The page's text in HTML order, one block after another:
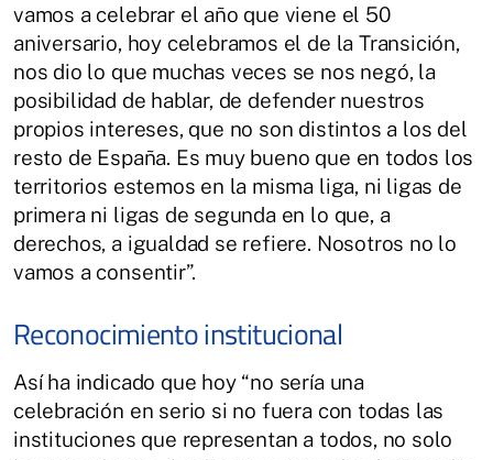
vamos a celebrar el año que viene el 50
aniversario, hoy celebramos el de la Transición,
nos dio lo que muchas veces se nos negó, la
posibilidad de hablar, de defender nuestros
propios intereses, que no son distintos a los del
resto de España. Es muy bueno que en todos los
territorios estemos en la misma liga, ni ligas de
primera ni ligas de segunda en lo que, a
derechos, a igualdad se refiere. Nosotros no lo
vamos a consentir”.
Reconocimiento institucional
Así ha indicado que hoy “no sería una
celebración en serio si no fuera con todas las
instituciones que representan a todos, no solo